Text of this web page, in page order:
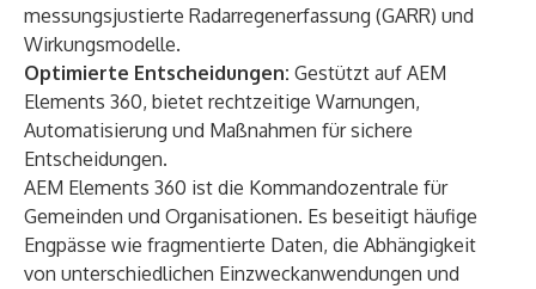
messungsjustierte Radarregenerfassung (GARR) und
Wirkungsmodelle.
Optimierte Entscheidungen: Gestützt auf AEM
Elements 360, bietet rechtzeitige Warnungen,
Automatisierung und Maßnahmen für sichere
Entscheidungen.
AEM Elements 360 ist die Kommandozentrale für
Gemeinden und Organisationen. Es beseitigt häufige
Engpässe wie fragmentierte Daten, die Abhängigkeit
von unterschiedlichen Einzweckanwendungen und